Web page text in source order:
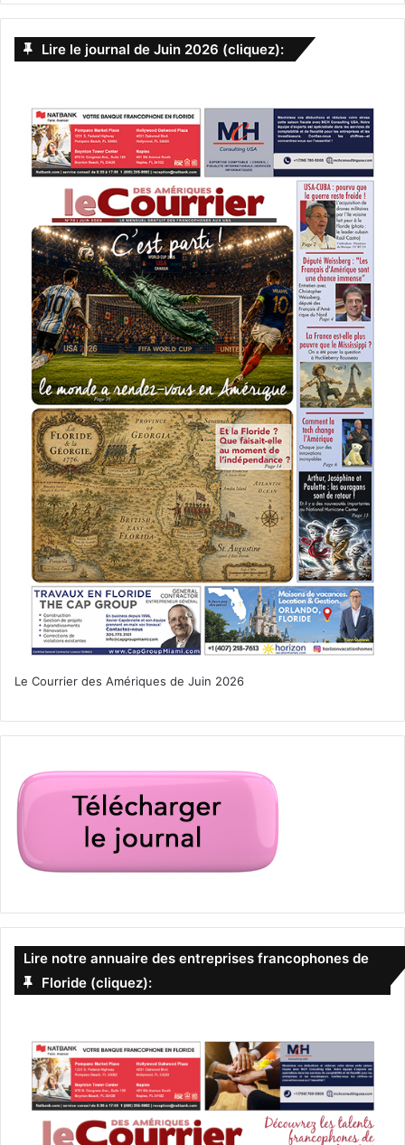
Lire le journal de Juin 2026 (cliquez):
Le Courrier des Amériques de Juin 2026
Lire notre annuaire des entreprises francophones de
Floride (cliquez):